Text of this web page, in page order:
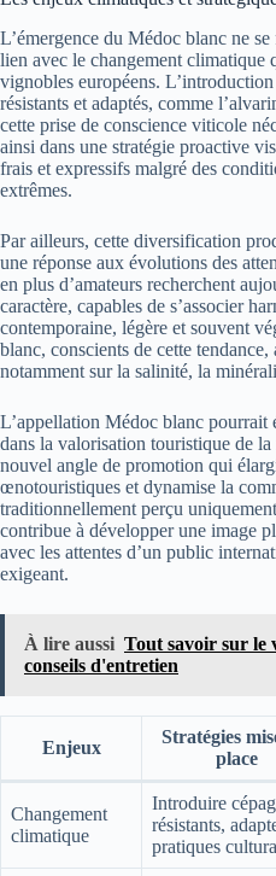
L’émergence du Médoc blanc ne
lien avec le changement climatique
vignobles européens.
résistants et adaptés, comme
cette prise de conscience viticole
ainsi dans une stratégie proactive
frais et expressifs malgré des
extrêmes.
Par ailleurs, cette diversification
une réponse aux évolutions des
en plus d’amateurs recherchent
caractère, capables de s’associer
contemporaine, légère et souvent
blanc, conscients de cette
notamment sur la salinité, la
L’appellation Médoc blanc pourrait
dans la valorisation touristique de
nouvel angle de promotion qui
œnotouristiques et dynamise la
traditionnellement perçu
contribue à développer une image
avec les attentes d’un public
exigeant.
À lire aussi Tout savoir sur le
conseils d'entretien
Enjeux
Stratégies
place
Changement
climatique
Introduire
résistants,
pratiques